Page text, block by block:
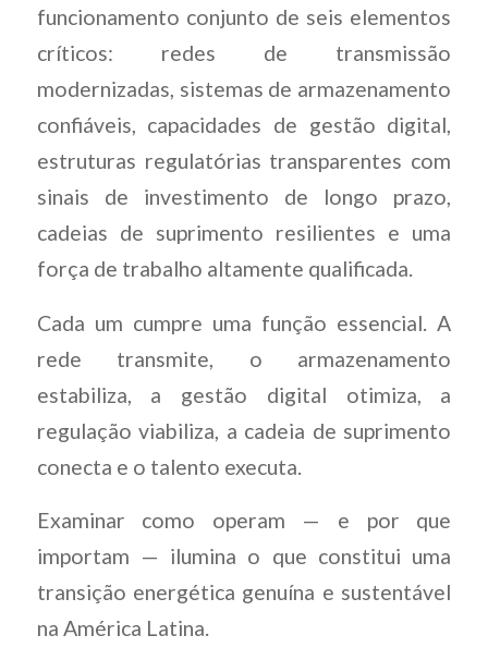
funcionamento conjunto de seis elementos
críticos: redes de transmissão
modernizadas, sistemas de armazenamento
confiáveis, capacidades de gestão digital,
estruturas regulatórias transparentes com
sinais de investimento de longo prazo,
cadeias de suprimento resilientes e uma
força de trabalho altamente qualificada.
Cada um cumpre uma função essencial. A
rede transmite, o armazenamento
estabiliza, a gestão digital otimiza, a
regulação viabiliza, a cadeia de suprimento
conecta e o talento executa.
Examinar como operam — e por que
importam — ilumina o que constitui uma
transição energética genuína e sustentável
na América Latina.